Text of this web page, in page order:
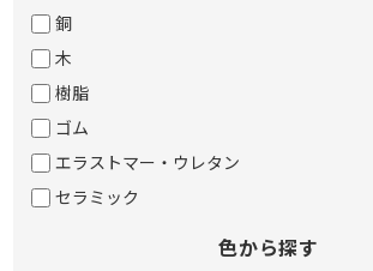
銅
木
樹脂
ゴム
エラストマー・ウレタン
セラミック
色から探す